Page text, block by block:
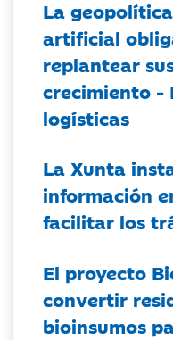
La
artificial
replantear
crecimiento -
logísticas
La Xunta
información
facilitar los
El proyecto
convertir
bioinsumos